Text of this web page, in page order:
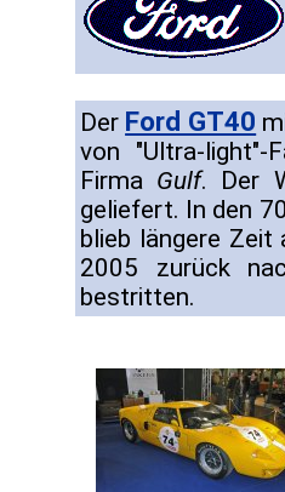
Der Ford GT40
von "Ultra-light"-
Firma Gulf. Der
geliefert. In den
blieb längere
2005 zurück
bestritten.